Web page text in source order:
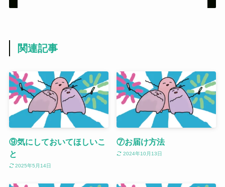
関連記事
⑨気にしておいてほしいこ
と
2025年5月14日
⑦お届け方法
2024年10月13日